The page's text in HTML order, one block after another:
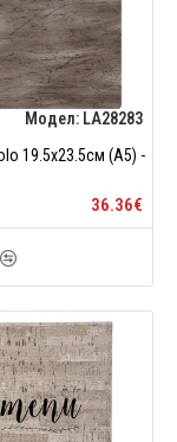
Модел: LA28283
19.5x23.5см (A5) -
36.36€